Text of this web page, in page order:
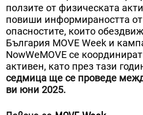
ползите от физическата
повиши информираността
опасностите, които
България MOVE Week и
NowWeMOVE се
активен, като през тази
седмица ще се проведе
ви юни 2025.